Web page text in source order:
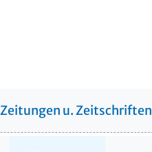
Zeitungen u. Zeitschriften